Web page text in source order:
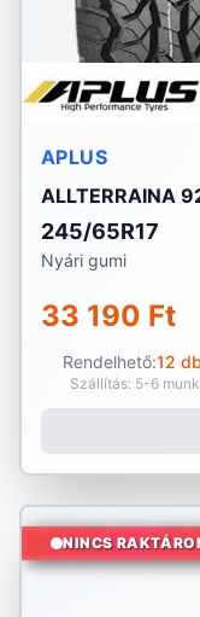
APLUS
ALLTERRAINA
245/65R17
Nyári gumi
33 190 Ft
Rendelhető:12 db
Szállítás: 5-6
NINCS